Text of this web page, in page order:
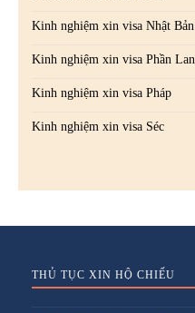
Kinh nghiệm xin visa Nhật Bản
Kinh nghiệm xin visa Phần Lan
Kinh nghiệm xin visa Pháp
Kinh nghiệm xin visa Séc
THỦ TỤC XIN HỘ CHIẾU